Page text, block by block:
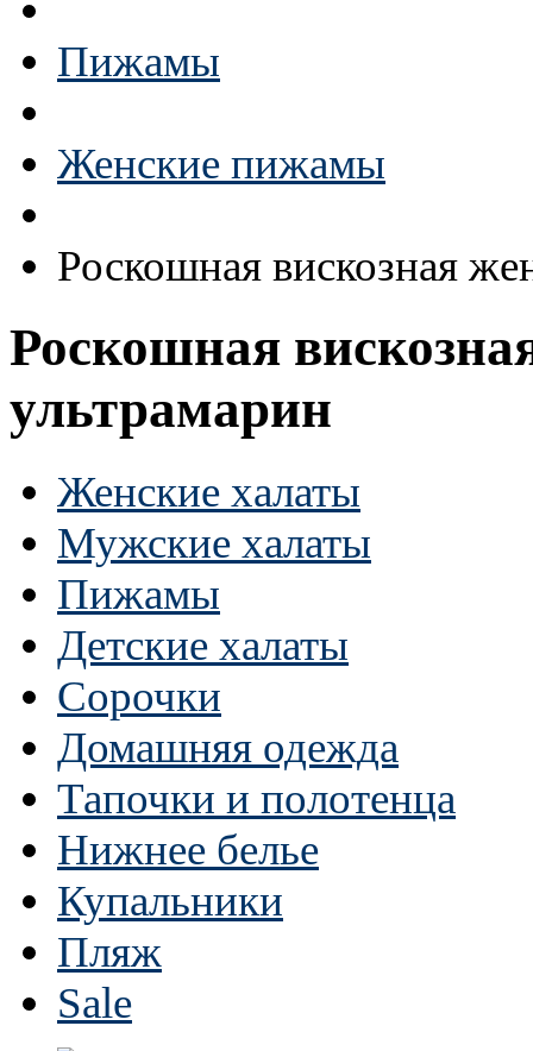
Пижамы
Женские пижамы
Роскошная вискозная
Роскошная
ультрамарин
Женские халаты
Мужские халаты
Пижамы
Детские халаты
Сорочки
Домашняя одежда
Тапочки и полотенца
Нижнее белье
Купальники
Пляж
Sale